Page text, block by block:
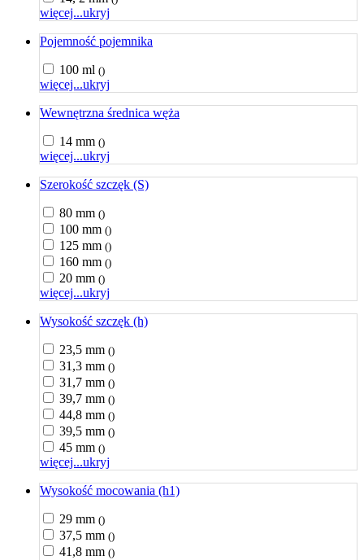
więcej...ukryj
Pojemność pojemnika
100 ml ()
więcej...ukryj
Wewnętrzna średnica węża
14 mm ()
więcej...ukryj
Szerokość szczęk (S)
80 mm ()
100 mm ()
125 mm ()
160 mm ()
20 mm ()
więcej...ukryj
Wysokość szczęk (h)
23,5 mm ()
31,3 mm ()
31,7 mm ()
39,7 mm ()
44,8 mm ()
39,5 mm ()
45 mm ()
więcej...ukryj
Wysokość mocowania (h1)
29 mm ()
37,5 mm ()
41,8 mm ()